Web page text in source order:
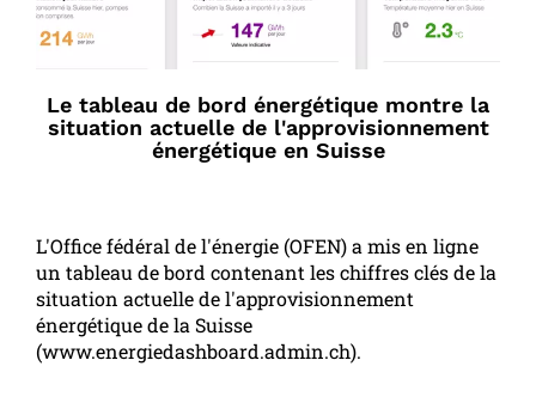
Le tableau de bord énergétique montre la
situation actuelle de l'approvisionnement
énergétique en Suisse
L'Office fédéral de l'énergie (OFEN) a mis en ligne
un tableau de bord contenant les chiffres clés de la
situation actuelle de l'approvisionnement
énergétique de la Suisse
(www.energiedashboard.admin.ch).